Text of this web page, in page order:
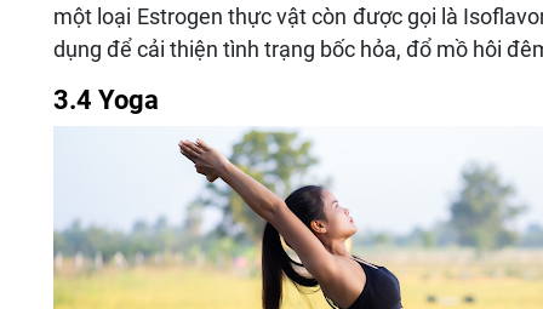
một loại Estrogen thực vật còn được gọi là
dụng để cải thiện tình trạng bốc hỏa, đổ mồ hôi
3.4 Yoga